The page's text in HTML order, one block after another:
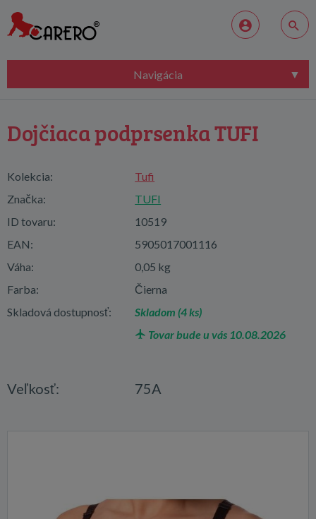
Navigácia
Dojčiaca podprsenka TUFI
Kolekcia:
Tufi
Značka:
TUFI
ID tovaru:
10519
EAN:
5905017001116
Váha:
0,05 kg
Farba:
Čierna
Skladová dostupnosť:
Skladom (4 ks)
Tovar bude u vás 10.08.2026
Veľkosť: 75A